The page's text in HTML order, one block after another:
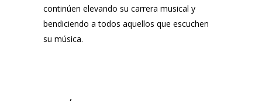
continúen elevando su carrera musical y
bendiciendo a todos aquellos que escuchen
su música.